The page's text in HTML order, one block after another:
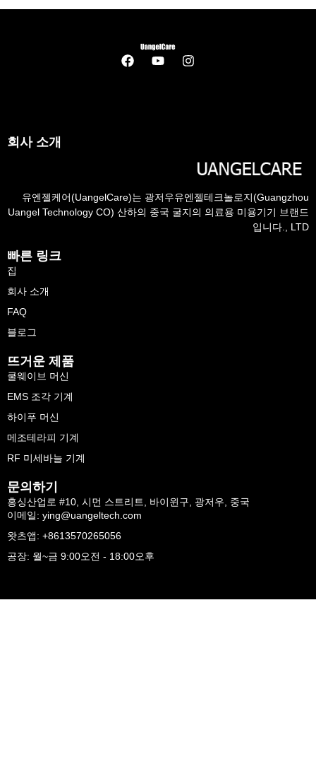
회사 소개
유엔젤케어(UangelCare)는 광저우유엔젤테크놀로지(Guangzhou
Uangel Technology CO) 산하의 중국 굴지의 의료용 미용기기 브랜드
입니다., LTD
빠른 링크
집
회사 소개
FAQ
블로그
뜨거운 제품
쿨웨이브 머신
EMS 조각 기계
하이푸 머신
메조테라피 기계
RF 미세바늘 기계
문의하기
홍싱산업로 #10, 시먼 스트리트, 바이윈구, 광저우, 중국
이메일: ying@uangeltech.com
왓츠앱: +8613570265056
공장: 월~금 9:00오전 - 18:00오후